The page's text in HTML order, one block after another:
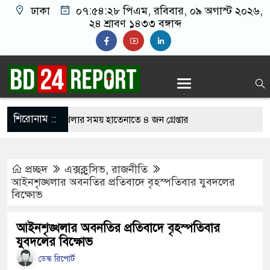
ঢাকা ০৭:৫৪:২৯ পিএম, রবিবার, ০৯ অগাস্ট ২০২৬,
২৪ শ্রাবণ ১৪৩৩ বঙ্গাব্দ
শিরোনাম ::
জুয়া খেলার সময় হাতেনাতে ৪ জন গ্রেপ্তার
অসহায় মায়ের মাথার চুল বিক্রি
অমায়িক ব্যবহার পান, জানালেন নারী
প্রচ্ছদ এক্সক্লুসিভ,রাজনীতি
আইনশৃঙ্খলার অবনতির প্রতিবাদে বৃহস্পতিবার যুবদলের
বিক্ষোভ
আইনশৃঙ্খলার অবনতির প্রতিবাদে বৃহস্পতিবার
যুবদলের বিক্ষোভ
ডেস্ক রিপোর্ট